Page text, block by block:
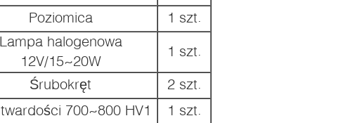
Poziomica
1 szt.
Lampa halogenowa
12V/15~20W
1 szt.
Śrubokręt
2 szt.
700~800 HV1
1 szt.